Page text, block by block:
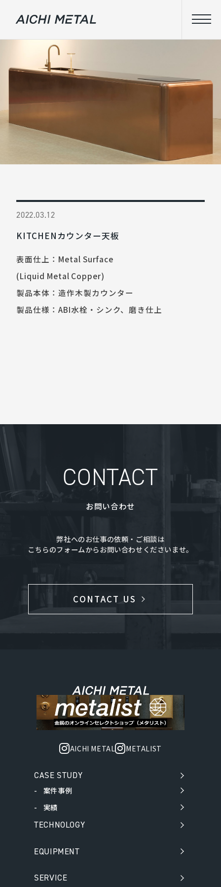
2022.03.12
KITCHENカウンター天板
表面仕上：Metal Surface
(Liquid Metal Copper)
製品本体：造作木製カウンター
製品仕様：ABI水栓・シンク、磨き仕上
CONTACT
お問い合わせ
弊社へのお仕事の依頼・ご相談は
こちらのフォームからお問い合わせくださいませ。
CONTACT US
AICHI METAL METALIST
CASE STUDY
案件事例
実績
TECHNOLOGY
EQUIPMENT
SERVICE